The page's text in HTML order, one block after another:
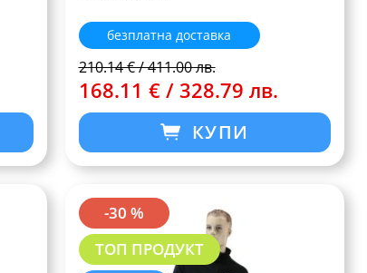
безплатна доставка
210.14 € / 411.00 лв.
168.11 € / 328.79 лв.
КУПИ
-30 %
ТОП ПРОДУКТ